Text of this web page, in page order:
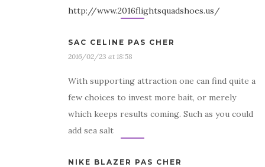
http://www.2016flightsquadshoes.us/
SAC CELINE PAS CHER
2016/02/23 at 18:58
With supporting attraction one can find quite a
few choices to invest more bait, or merely
which keeps results coming. Such as you could
add sea salt
NIKE BLAZER PAS CHER